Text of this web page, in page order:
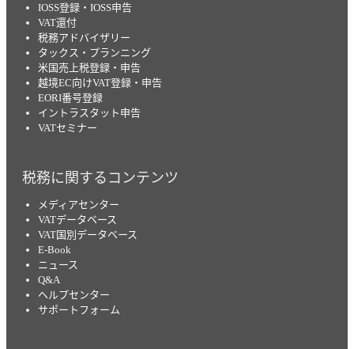
IOSS登録・IOSS申告
VAT還付
税務アドバイザリー
タックス・プランニング
米国売上税登録・申告
越境EC向けVAT登録・申告
EORI番号登録
イントラスタット申告
VATセミナー
税務に関するコンテンツ
メディアセンター
VATデータベース
VAT国別データベース
E-Book
ニュース
Q&A
ヘルプセンター
サポートフォーム